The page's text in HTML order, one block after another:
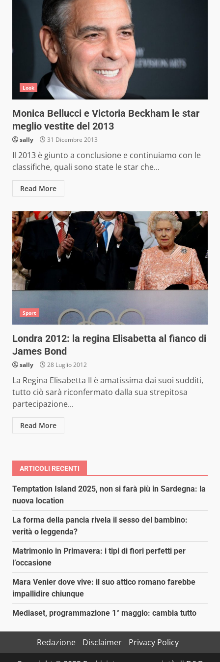
Look
Monica Bellucci e Victoria Beckham le star
meglio vestite del 2013
sally 31 Dicembre 2013
Il 2013 è giunto a conclusione e continuiamo con le
classifiche, quali sono state le star che...
Read More
Sport
Londra 2012: la regina Elisabetta al fianco di
James Bond
sally 28 Luglio 2012
La Regina Elisabetta II è amatissima dai suoi sudditi,
tutto ciò sarà riconfermato dalla sua strepitosa
partecipazione...
Read More
ARTICOLI RECENTI
Temptation Island 2025, non si farà più in Sardegna: la
nuova location
La forma della pancia rivela il sesso del bambino:
verità o leggenda?
Matrimonio in Primavera: i tipi di fiori perfetti per
l’occasione
Mara Venier dove vive: il suo attico romano farebbe
impallidire chiunque
Mediaset, programmazione 1° maggio: cambia tutto
Redazione Disclaimer
Privacy Policy